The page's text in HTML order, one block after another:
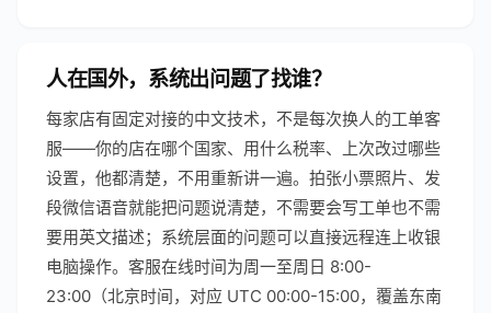
人在国外，系统出问题了找谁？
每家店有固定对接的中文技术，不是每次换人的工单客
服——你的店在哪个国家、用什么税率、上次改过哪些
设置，他都清楚，不用重新讲一遍。拍张小票照片、发
段微信语音就能把问题说清楚，不需要会写工单也不需
要用英文描述；系统层面的问题可以直接远程连上收银
电脑操作。客服在线时间为周一至周日 8:00-
23:00（北京时间，对应 UTC 00:00-15:00，覆盖东南